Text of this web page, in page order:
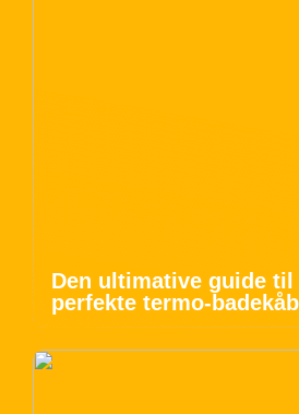
Den ultimative guide
perfekte termo-